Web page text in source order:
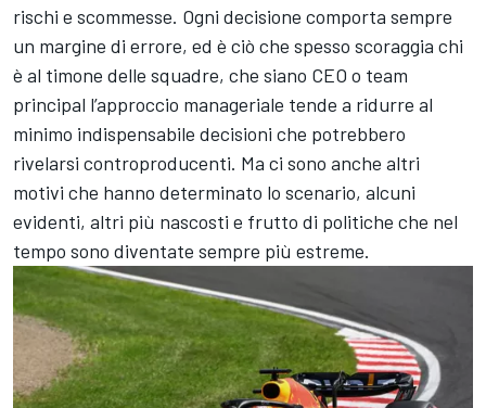
rischi e scommesse. Ogni decisione comporta sempre
un margine di errore, ed è ciò che spesso scoraggia chi
è al timone delle squadre, che siano CEO o team
principal l’approccio manageriale tende a ridurre al
minimo indispensabile decisioni che potrebbero
rivelarsi controproducenti. Ma ci sono anche altri
motivi che hanno determinato lo scenario, alcuni
evidenti, altri più nascosti e frutto di politiche che nel
tempo sono diventate sempre più estreme.